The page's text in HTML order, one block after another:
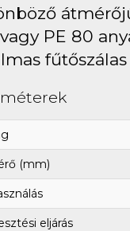
PE 80
(mm)
eljárás